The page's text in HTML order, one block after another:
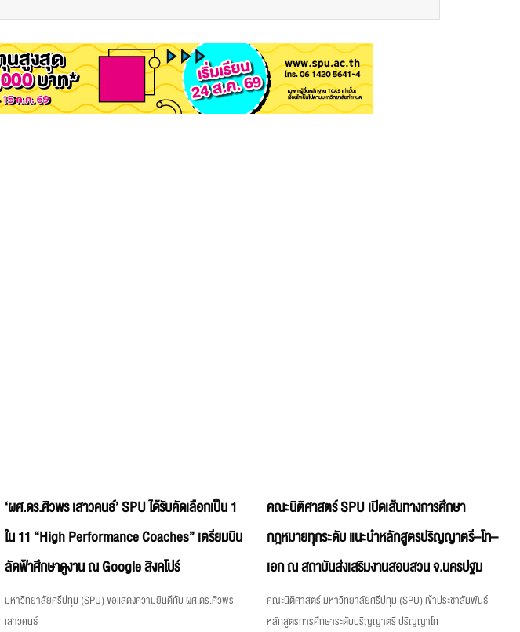
‘ผศ.ดร.ศิวพร เสาวคนธ์’ SPU ได้รับคัดเลือกเป็น 1
ใน 11 “High Performance Coaches” เตรียมบิน
ลัดฟ้าศึกษาดูงาน ณ Google สิงคโปร์
มหาวิทยาลัยศรีปทุม (SPU) ขอแสดงความยินดีกับ ผศ.ดร.ศิวพร
เสาวคนธ์
คณะนิติศาสตร์ SPU เปิดเส้นทางการศึกษา
กฎหมายทุกระดับ แนะนำหลักสูตรปริญญาตรี–โท–
เอก ณ สถาบันส่งเสริมงานสอบสวน จ.นครปฐม
คณะนิติศาสตร์ มหาวิทยาลัยศรีปทุม (SPU) เข้าประชาสัมพันธ์
หลักสูตรการศึกษาระดับปริญญาตรี ปริญญาโท